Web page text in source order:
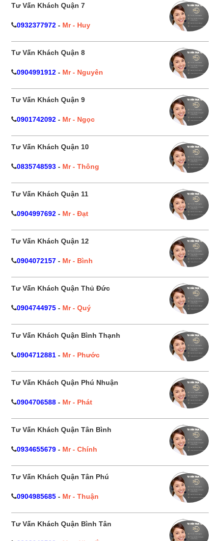
Tư Vấn Khách Quận 7
0932377972 - Mr - Huy
Tư Vấn Khách Quận 8
0904991912 - Mr - Nguyên
Tư Vấn Khách Quận 9
0901742092 - Mr - Ngọc
Tư Vấn Khách Quận 10
0835748593 - Mr - Thông
Tư Vấn Khách Quận 11
0904997692 - Mr - Đạt
Tư Vấn Khách Quận 12
0904072157 - Mr - Bình
Tư Vấn Khách Quận Thủ Đức
0904744975 - Mr - Quý
Tư Vấn Khách Quận Bình Thạnh
0904712881 - Mr - Phước
Tư Vấn Khách Quận Phú Nhuận
0904706588 - Mr - Phát
Tư Vấn Khách Quận Tân Bình
0934655679 - Mr - Chính
Tư Vấn Khách Quận Tân Phú
0904985685 - Mr - Thuận
Tư Vấn Khách Quận Bình Tân